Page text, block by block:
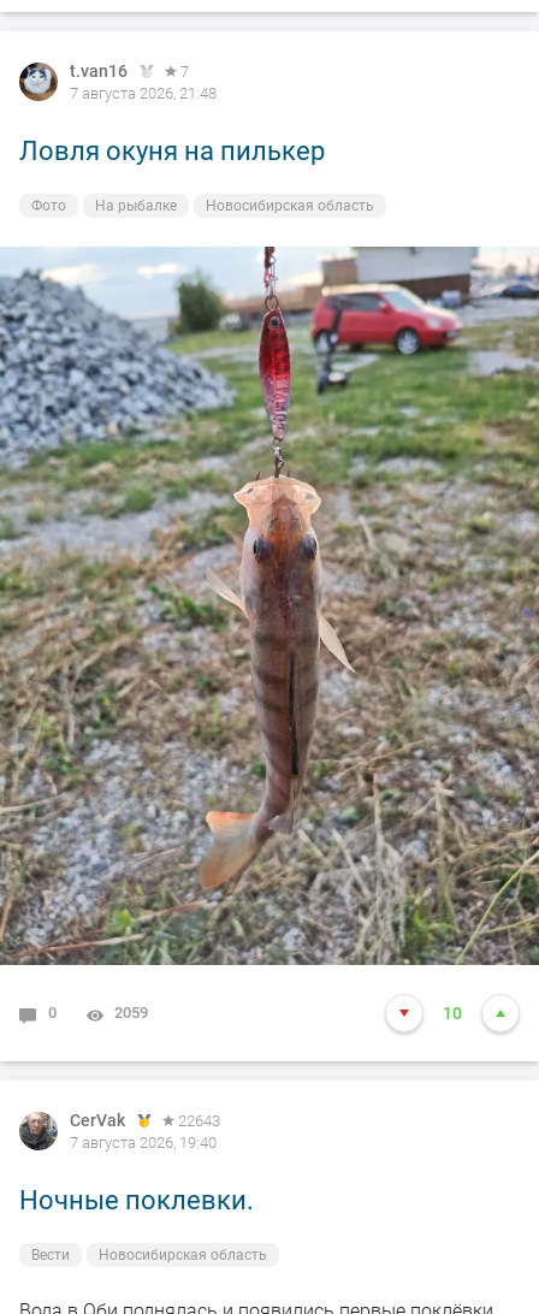
t.van16
7
7 августа 2026, 21:48
Ловля окуня на пилькер
Фото На рыбалке Новосибирская область
0 2059 10
CerVak
22643
7 августа 2026, 19:40
Ночные поклевки.
Вести Новосибирская область